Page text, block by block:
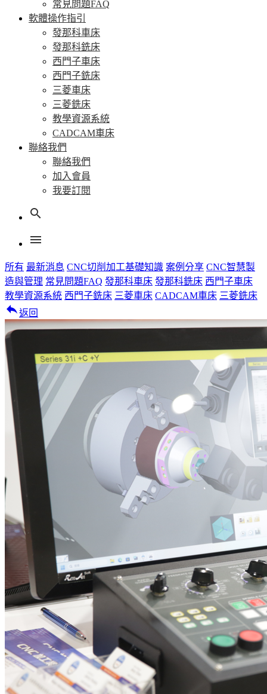
常見問題FAQ
軟體操作指引
發那科車床
發那科銑床
西門子車床
西門子銑床
三菱車床
三菱銑床
教學資源系統
CADCAM車床
聯絡我們
聯絡我們
加入會員
我要訂閱
search
menu
所有 最新消息 CNC切削加工基礎知識 案例分享 CNC智慧製
造與管理 常見問題FAQ 發那科車床 發那科銑床 西門子車床
教學資源系統 西門子銑床 三菱車床 CADCAM車床 三菱銑床
reply返回